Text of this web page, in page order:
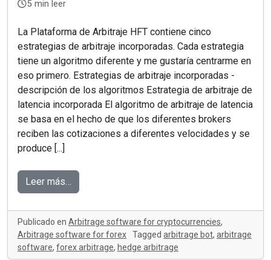
5 min leer
La Plataforma de Arbitraje HFT contiene cinco
estrategias de arbitraje incorporadas. Cada estrategia
tiene un algoritmo diferente y me gustaría centrarme en
eso primero. Estrategias de arbitraje incorporadas -
descripción de los algoritmos Estrategia de arbitraje de
latencia incorporada El algoritmo de arbitraje de latencia
se basa en el hecho de que los diferentes brokers
reciben las cotizaciones a diferentes velocidades y se
produce [...]
Leer más…
Publicado en Arbitrage software for cryptocurrencies,
Arbitrage software for forex
Tagged arbitrage bot, arbitrage
software, forex arbitrage, hedge arbitrage